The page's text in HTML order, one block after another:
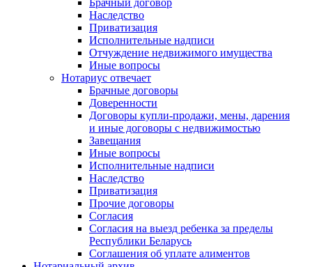
Наследство
Приватизация
Исполнительные надписи
Отчуждение недвижимого имущества
Иные вопросы
Нотариус отвечает
Брачные договоры
Доверенности
Договоры купли-продажи, мены, дарения
и иные договоры с недвижимостью
Завещания
Иные вопросы
Исполнительные надписи
Наследство
Приватизация
Прочие договоры
Согласия
Согласия на выезд ребенка за пределы
Республики Беларусь
Соглашения об уплате алиментов